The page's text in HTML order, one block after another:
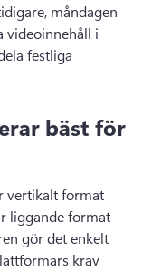
måndagen
videoinnehåll i
festliga
bäst för
vertikalt format
liggande format
gör det enkelt
krav